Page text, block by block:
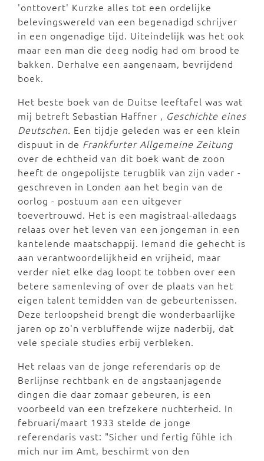
'onttovert' Kurzke alles tot een ordelijke
belevingswereld van een begenadigd schrijver
in een ongenadige tijd. Uiteindelijk was het ook
maar een man die deeg nodig had om brood te
bakken. Derhalve een aangenaam, bevrijdend
boek.
Het beste boek van de Duitse leeftafel was wat
mij betreft Sebastian Haffner , Geschichte eines
Deutschen. Een tijdje geleden was er een klein
dispuut in de Frankfurter Allgemeine Zeitung
over de echtheid van dit boek want de zoon
heeft de ongepolijste terugblik van zijn vader -
geschreven in Londen aan het begin van de
oorlog - postuum aan een uitgever
toevertrouwd. Het is een magistraal-alledaags
relaas over het leven van een jongeman in een
kantelende maatschappij. Iemand die gehecht is
aan verantwoordelijkheid en vrijheid, maar
verder niet elke dag loopt te tobben over een
betere samenleving of over de plaats van het
eigen talent temidden van de gebeurtenissen.
Deze terloopsheid brengt die wonderbaarlijke
jaren op zo'n verbluffende wijze naderbij, dat
vele speciale studies erbij verbleken.
Het relaas van de jonge referendaris op de
Berlijnse rechtbank en de angstaanjagende
dingen die daar zomaar gebeuren, is een
voorbeeld van een trefzekere nuchterheid. In
februari/maart 1933 stelde de jonge
referendaris vast: "Sicher und fertig fühle ich
mich nur im Amt, beschirmt von den